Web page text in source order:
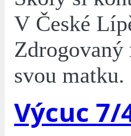
V České
svou matku.
Výcuc 7/